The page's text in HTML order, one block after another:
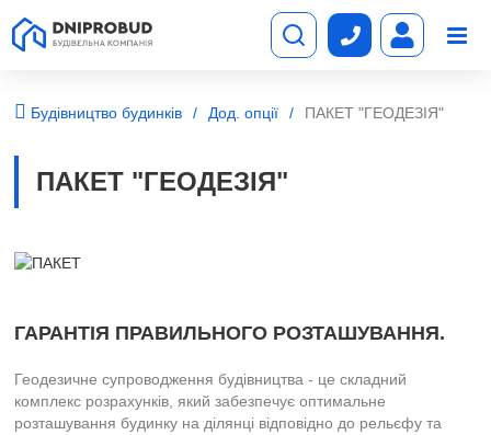
Будівництво будинків Дод. опції ПАКЕТ "ГЕОДЕЗІЯ"
ПАКЕТ "ГЕОДЕЗІЯ"
ГАРАНТІЯ ПРАВИЛЬНОГО РОЗТАШУВАННЯ.
Геодезичне супроводження будівництва - це складний
комплекс розрахунків, який забезпечує оптимальне
розташування будинку на ділянці відповідно до рельєфу та